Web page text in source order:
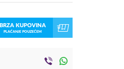
BRZA KUPOVINA
PLAĆANJE POUZEĆEM